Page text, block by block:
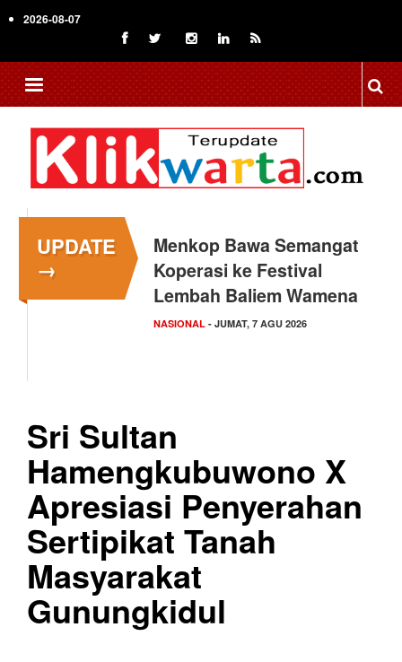
to
content
2026-08-07
UPDATE
→
Menkop Bawa Semangat
Koperasi ke Festival
Lembah Baliem Wamena
NASIONAL - JUMAT, 7 AGU 2026
Sri Sultan
Hamengkubuwono X
Apresiasi Penyerahan
Sertipikat Tanah
Masyarakat
Gunungkidul